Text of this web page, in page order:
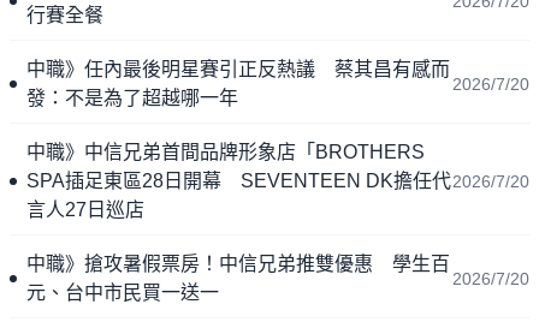
行賽全餐
中職》任內最後明星賽引正反熱議 蔡其昌有感而
發：不是為了超越哪一年
2026/7/20
中職》中信兄弟首間品牌形象店「BROTHERS
SPA插足東區28日開幕 SEVENTEEN DK擔任代
言人27日巡店
2026/7/20
中職》搶攻暑假票房！中信兄弟推雙優惠 學生百
元、台中市民買一送一
2026/7/20